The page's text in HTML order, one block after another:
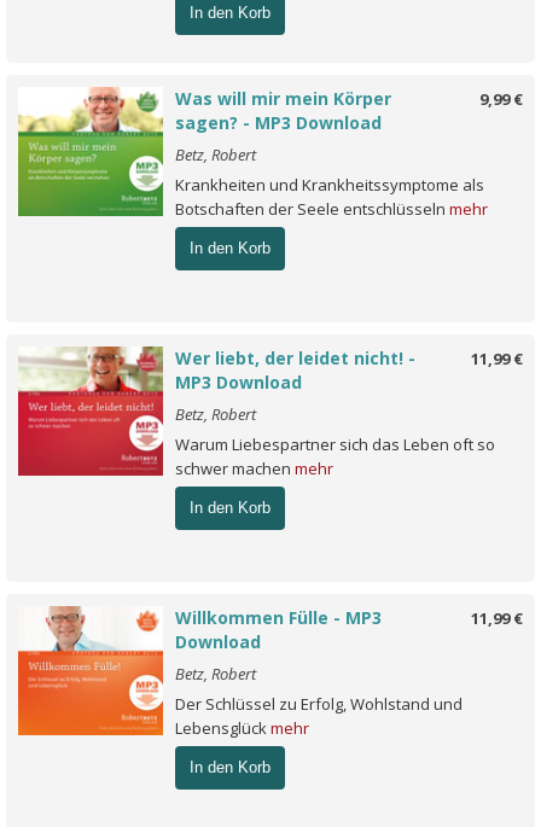
In den Korb
9,99 €
Was will mir mein Körper
sagen? - MP3 Download
Betz, Robert
Krankheiten und Krankheitssymptome als
Botschaften der Seele entschlüsseln mehr
In den Korb
11,99 €
Wer liebt, der leidet nicht! -
MP3 Download
Betz, Robert
Warum Liebespartner sich das Leben oft so
schwer machen mehr
In den Korb
11,99 €
Willkommen Fülle - MP3
Download
Betz, Robert
Der Schlüssel zu Erfolg, Wohlstand und
Lebensglückmehr
In den Korb